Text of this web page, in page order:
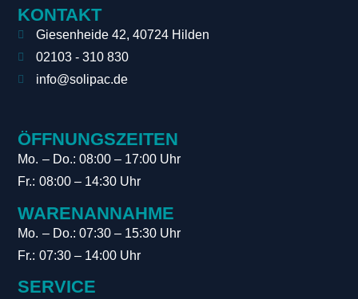
KONTAKT
Giesenheide 42, 40724 Hilden
02103 - 310 830
info@solipac.de
ÖFFNUNGSZEITEN
Mo. – Do.: 08:00 – 17:00 Uhr
Fr.: 08:00 – 14:30 Uhr
WARENANNAHME
Mo. – Do.: 07:30 – 15:30 Uhr
Fr.: 07:30 – 14:00 Uhr
SERVICE